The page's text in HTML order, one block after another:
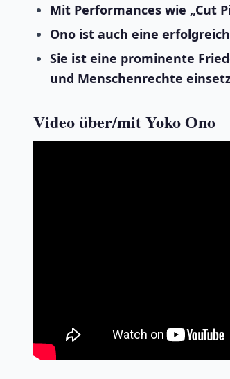
Mit Performances wie „Cut
Ono ist auch eine
Sie ist eine prominente
und Menschenrechte
Video über/mit Yoko Ono